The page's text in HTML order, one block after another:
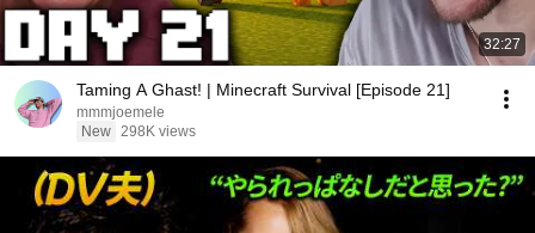
32:27
Taming A Ghast! | Minecraft Survival [Episode 21]
mmmjoemele
New 298K views